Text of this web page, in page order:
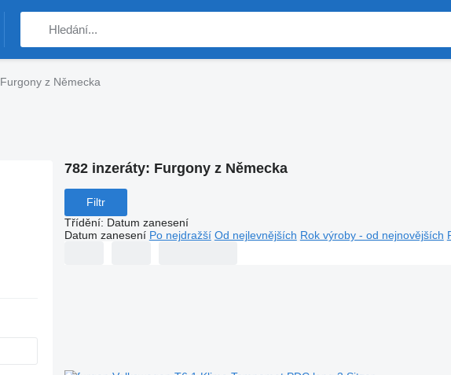
Furgony z Německa
782 inzeráty: Furgony z Německa
Filtr
Třídění: Datum zanesení
Datum zanesení Po nejdražší Od nejlevnějších Rok výroby - od nejnovějších